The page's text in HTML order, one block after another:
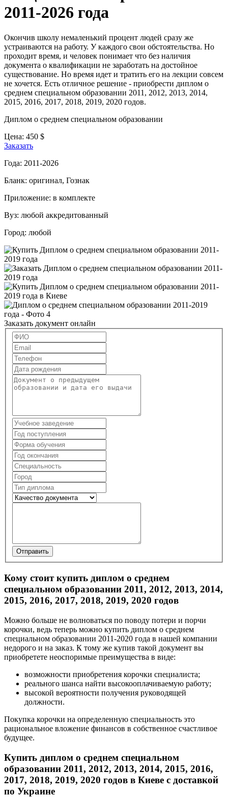
2011-2026 года
Окончив школу немаленький процент людей сразу же
устраиваются на работу. У каждого свои обстоятельства. Но
проходит время, и человек понимает что без наличия
документа о квалификации не заработать на достойное
существование. Но время идет и тратить его на лекции совсем
не хочется. Есть отличное решение - приобрести диплом о
среднем специальном образовании 2011, 2012, 2013, 2014,
2015, 2016, 2017, 2018, 2019, 2020 годов.
Диплом о среднем специальном образовании
Цена: 450 $
Заказать
Года: 2011-2026
Бланк: оригинал, Гознак
Приложение: в комплекте
Вуз: любой аккредитованный
Город: любой
Заказать документ онлайн
Отправить
Кому стоит купить диплом о среднем
специальном образовании 2011, 2012, 2013, 2014,
2015, 2016, 2017, 2018, 2019, 2020 годов
Можно больше не волноваться по поводу потери и порчи
корочки, ведь теперь можно купить диплом о среднем
специальном образовании 2011-2020 года в нашей компании
недорого и на заказ. К тому же купив такой документ вы
приобретете неоспоримые преимущества в виде:
возможности приобретения корочки специалиста;
реального шанса найти высокооплачиваемую работу;
высокой вероятности получения руководящей
должности.
Покупка корочки на определенную специальность это
рациональное вложение финансов в собственное счастливое
будущее.
Купить диплом о среднем специальном
образовании 2011, 2012, 2013, 2014, 2015, 2016,
2017, 2018, 2019, 2020 годов в Киеве с доставкой
по Украине